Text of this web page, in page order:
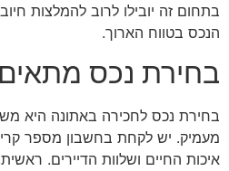
בתחום זה יובילו לרוב להמלצות
הנכס בטווח הארוך.
בחירת נכס
בחירת נכס לחכירה באתונה היא
מעמיק. יש לקחת בחשבון מספר
איכות החיים ושלוות הדיירים.